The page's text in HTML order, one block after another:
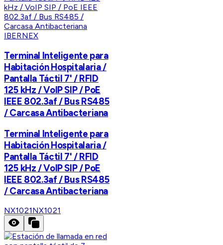
IBERNEX
Terminal Inteligente para
Habitación Hospitalaria /
Pantalla Táctil 7' / RFID
125 kHz / VoIP SIP / PoE
IEEE 802.3af / Bus RS485
/ Carcasa Antibacteriana
Terminal Inteligente para
Habitación Hospitalaria /
Pantalla Táctil 7' / RFID
125 kHz / VoIP SIP / PoE
IEEE 802.3af / Bus RS485
/ Carcasa Antibacteriana
NX1021NX1021